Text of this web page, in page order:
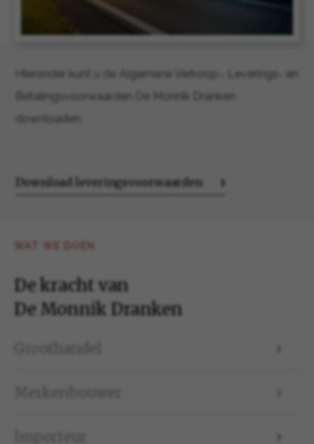
De kracht van
De Monnik Dranken
Hieronder kunt u de Algemene Verkoop-, Leverings- en
Betalingsvoorwaarden De Monnik Dranken
downloaden.
Download leveringsvoorwaarden